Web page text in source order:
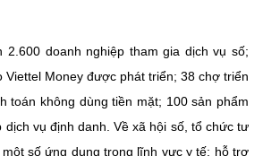
TTĐT - 18 Nguyễn Du, TP. Hà Nội
Bộ Khoa Học và Công Nghệ
2.600 doanh nghiệp tham gia dịch vụ số;
Viettel Money được phát triển; 38 chợ triển
toán không dùng tiền mặt; 100 sản phẩm
dịch vụ định danh. Về xã hội số, tổ chức tư
số ứng dụng trong lĩnh vực y tế; hỗ trợ